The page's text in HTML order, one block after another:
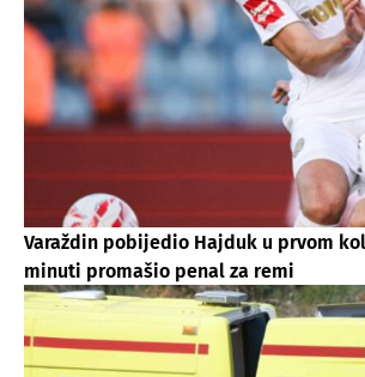
Varaždin pobijedio Hajduk u prvom
minuti promašio penal za remi